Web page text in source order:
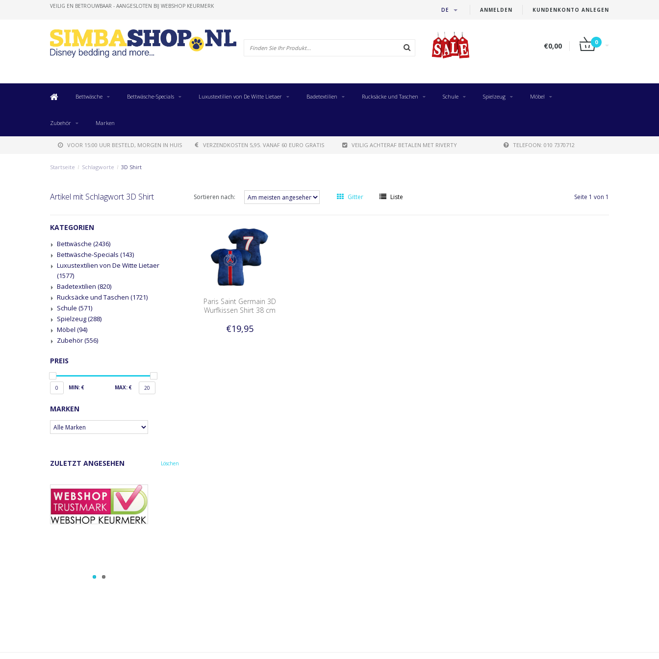
ANMELDEN KUNDENKONTO ANLEGEN
DE
VEILIG EN BETROUWBAAR - AANGESLOTEN BIJ WEBSHOP KEURMERK
€0,00 0
Bettwäsche Bettwäsche-Specials Luxustextilien von De Witte Lietaer Badetextilien Rucksäcke und Taschen Schule Spielzeug Möbel
Zubehör Marken
VOOR 15:00 UUR BESTELD, MORGEN IN HUIS VERZENDKOSTEN 5,95. VANAF 60 EURO GRATIS VEILIG ACHTERAF BETALEN MET RIVERTY TELEFOON: 010 7370712
Startseite / Schlagworte / 3D Shirt
Artikel mit Schlagwort 3D Shirt Sortieren nach: Gitter Liste Seite 1 von 1
KATEGORIEN
Bettwäsche (2436)
Bettwäsche-Specials (143)
Luxustextilien von De Witte Lietaer
(1577)
Badetextilien (820)
Rucksäcke und Taschen (1721)
Schule (571)
Spielzeug(288)
Möbel (94)
Zubehör(556)
PREIS
0 MIN: € MAX: € 20
MARKEN
ZULETZT ANGESEHEN Löschen
Paris Saint Germain 3D
Wurfkissen Shirt 38 cm
€19,95